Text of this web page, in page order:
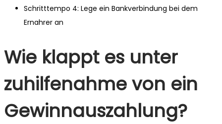
Schritttempo 4: Lege ein Bankverbindung bei dem
Ernahrer an
Wie klappt es unter
zuhilfenahme von ein
Gewinnauszahlung?